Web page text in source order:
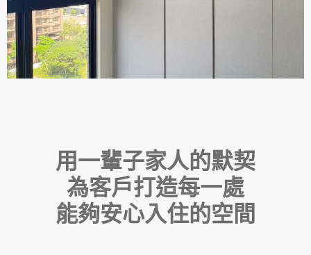
用一輩子家人的默契
為客戶打造每一處
能夠安心入住的空間